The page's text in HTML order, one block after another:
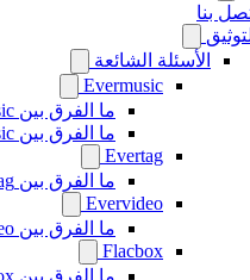
بنا
الأسئلة الشائعة
Evermusic
ما الفرق بين Evermusic و Flacbox
ما الفرق بين Evermusic وEvermusic Premium
Evertag
ما الفرق بين Evertag وEvertag Premium
Evervideo
ما الفرق بين Evervideo وEvervideo Premium؟
Flacbox
ما الفرق بين Flacbox وFlacbox Premium؟